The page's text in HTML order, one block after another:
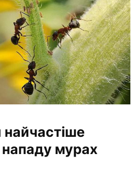
найчастіше
мурах